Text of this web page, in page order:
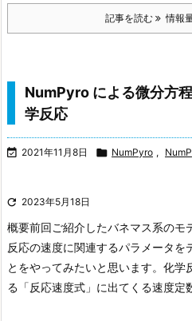
記事を読む 情報
NumPyro による微分方
学反応
 2021年11月8日  NumPyro ,
 2023年5月18日
概要前回ご紹介したバネマス系のモ
反応の速度に関連するパラメータを
とをやってみたいと思います。 化学
る「反応速度式」に出てくる速度定